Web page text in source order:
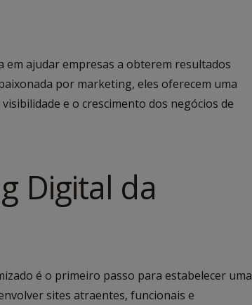
em ajudar empresas a obterem resultados
por marketing, eles oferecem uma
e o crescimento dos negócios de
Digital da
é o primeiro passo para estabelecer uma
sites atraentes, funcionais e